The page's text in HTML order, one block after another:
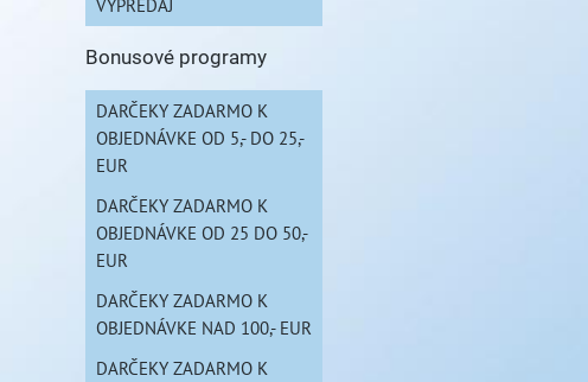
VÝPREDAJ
Bonusové programy
DARČEKY ZADARMO K
OBJEDNÁVKE OD 5,- DO 25,-
EUR
DARČEKY ZADARMO K
OBJEDNÁVKE OD 25 DO 50,-
EUR
DARČEKY ZADARMO K
OBJEDNÁVKE NAD 100,- EUR
DARČEKY ZADARMO K